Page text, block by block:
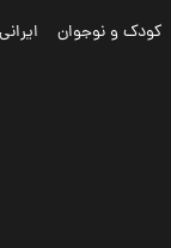
کودک و نوجوان ایرانی